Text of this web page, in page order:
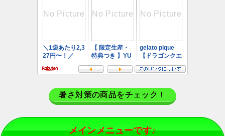
暑さ対策の商品をチェック！
メインメニューです♪